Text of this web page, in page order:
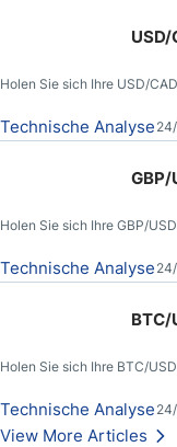
Holen Sie sich Ihre USD/
Technische Analyse
Holen Sie sich Ihre GBP/
Technische Analyse
Holen Sie sich Ihre BTC/
Technische Analyse
View More Articles